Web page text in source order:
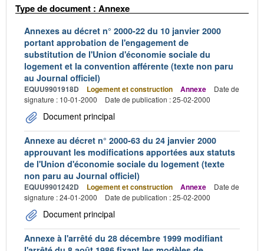
Type de document : Annexe
Annexes au décret n° 2000-22 du 10 janvier 2000
portant approbation de l'engagement de
substitution de l'Union d'économie sociale du
logement et la convention afférente (texte non paru
au Journal officiel)
EQUU9901918D Logement et construction Annexe
Date de
signature : 10-01-2000
Date de publication : 25-02-2000
Document principal
Annexe au décret n° 2000-63 du 24 janvier 2000
approuvant les modifications apportées aux statuts
de l'Union d'économie sociale du logement (texte
non paru au Journal officiel)
EQUU9901242D Logement et construction Annexe
Date de
signature : 24-01-2000
Date de publication : 25-02-2000
Document principal
Annexe à l'arrêté du 28 décembre 1999 modifiant